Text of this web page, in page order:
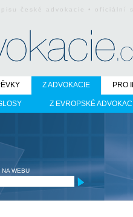
české advokacie •
Z ADVOKACIE
Z EVROPSKÉ
PRO
NA WEBU